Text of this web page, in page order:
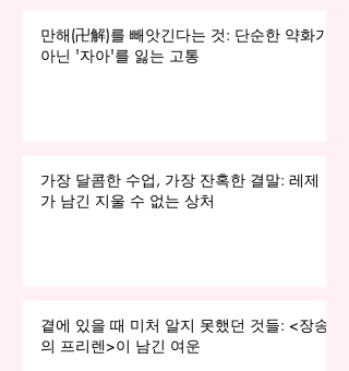
만해(卍解)를 빼앗긴다는 것: 단순한 약화가
아닌 '자아'를 잃는 고통
가장 달콤한 수업, 가장 잔혹한 결말: 레제
가 남긴 지울 수 없는 상처
곁에 있을 때 미처 알지 못했던 것들: <장송
의 프리렌>이 남긴 여운